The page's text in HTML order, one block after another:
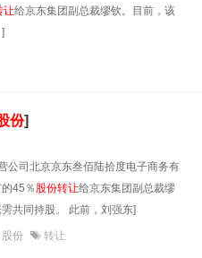
让给京东集团副总裁缪钦。目前，该
份]
公司北京京东叁佰陆拾度电子商务有
45％ 股份转让给京东集团副总裁缪
共同持股。 此前，刘强东]
股份 转让